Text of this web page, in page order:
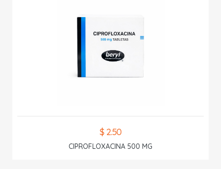
$ 2.50
CIPROFLOXACINA 500 MG